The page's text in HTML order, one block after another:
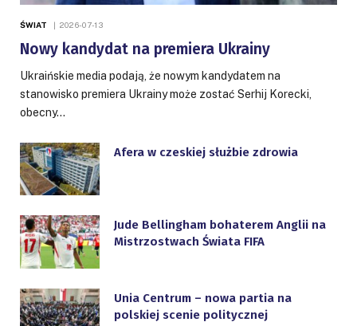
ŚWIAT 2026-07-13
Nowy kandydat na premiera Ukrainy
Ukraińskie media podają, że nowym kandydatem na
stanowisko premiera Ukrainy może zostać Serhij Korecki,
obecny…
Afera w czeskiej służbie zdrowia
Jude Bellingham bohaterem Anglii na
Mistrzostwach Świata FIFA
Unia Centrum – nowa partia na
polskiej scenie politycznej